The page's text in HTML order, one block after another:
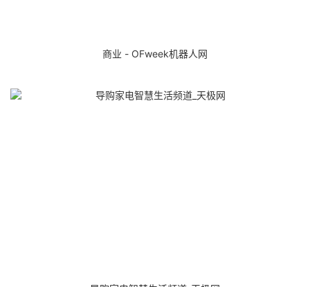
商业 - OFweek机器人网